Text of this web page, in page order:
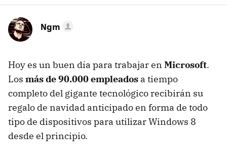
Ngm
Hoy es un buen día para trabajar en Microsoft.
Los más de 90.000 empleados a tiempo
completo del gigante tecnológico recibirán su
regalo de navidad anticipado en forma de todo
tipo de dispositivos para utilizar Windows 8
desde el principio.